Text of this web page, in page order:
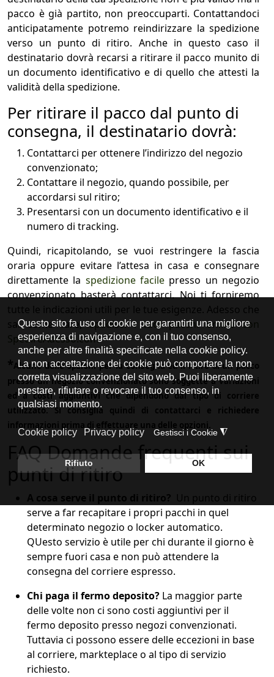
pacco è già partito, non preoccuparti. Contattandoci
anticipatamente potremo reindirizzare la spedizione
verso un punto di ritiro. Anche in questo caso il
destinatario dovrà recarsi a ritirare il pacco munito di
un documento identificativo e di quello che attesti la
validità della spedizione.
Per ritirare il pacco dal punto di
consegna, il destinatario dovrà:
Contattarci per ottenere l’indirizzo del negozio
convenzionato;
Contattare il negozio, quando possibile, per
accordarsi sul ritiro;
Presentarsi con un documento identificativo e il
numero di tracking.
Quindi, ricapitolando, se vuoi restringere la fascia
oraria oppure evitare l’attesa in casa e consegnare
direttamente la spedizione facile presso un negozio
convenzionato basterà contattarci. Noi ti forniremo
tutte le indicazioni utili per le tue esigenze. Adesso che
sai come fare,spedisci i tuoi pacchi online con
SpedireAdesso.com
*Alcune delle opzioni per la consegna ed il ritiro di un pacco
presso un negozio convenzionato sono soggette a variazioni
ed a costi aggiuntivi che dipendono dal tipo di corriere
utilizzato. Si consiglia quindi di contattarci e richiedere
informazioni prima di effettuare una delle opzioni.
FAQ Domande frequenti sui
punti di ritiro
A cosa serve il punto di ritiro? Un punto di ritiro
serve a far recapitare i propri pacchi in quel
determinato negozio o locker automatico.
QUesto servizio è utile per chi durante il giorno è
sempre fuori casa e non può attendere la
consegna del corriere espresso.
Chi paga il fermo deposito? La maggior parte
delle volte non ci sono costi aggiuntivi per il
fermo deposito presso negozi convenzionati.
Tuttavia ci possono essere delle eccezioni in base
al corriere, markteplace o al tipo di servizio
richiesto.